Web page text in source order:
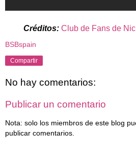
Créditos: Club de Fans de
BSBspain
Compartir
No hay comentarios:
Publicar un comentario
Nota: solo los miembros de este blog
publicar comentarios.